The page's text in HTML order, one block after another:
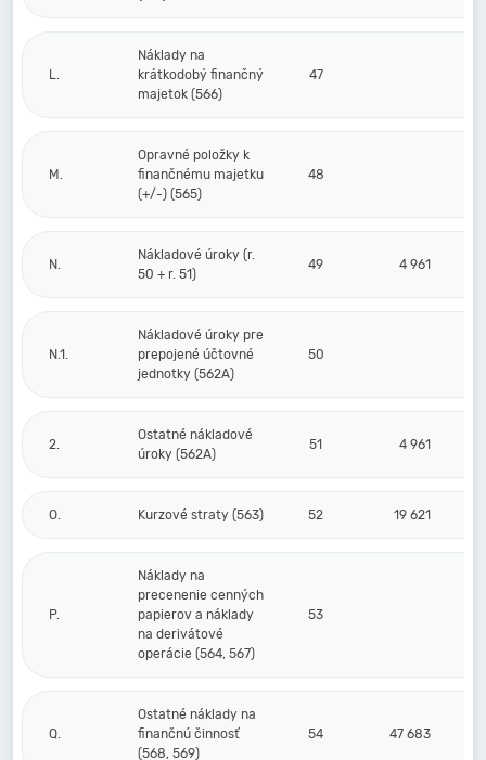
L.
Náklady na
krátkodobý finančný
majetok (566)
47
M.
Opravné položky k
finančnému majetku
(+/-) (565)
48
N.
Nákladové úroky (r.
50 + r. 51)
49 4 961
N.1.
Nákladové úroky pre
prepojené účtovné
jednotky (562A)
50
2.
Ostatné nákladové
úroky (562A)
51 4 961
O. Kurzové straty (563) 52 19 621
P.
Náklady na
precenenie cenných
papierov a náklady
na derivátové
operácie (564, 567)
53
Q.
Ostatné náklady na
finančnú činnosť
(568, 569)
54 47 683